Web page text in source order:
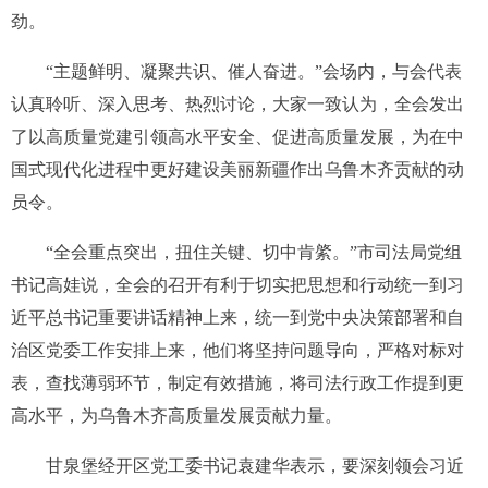
劲。
“主题鲜明、凝聚共识、催人奋进。”会场内，与会代表
认真聆听、深入思考、热烈讨论，大家一致认为，全会发出
了以高质量党建引领高水平安全、促进高质量发展，为在中
国式现代化进程中更好建设美丽新疆作出乌鲁木齐贡献的动
员令。
“全会重点突出，扭住关键、切中肯綮。”市司法局党组
书记高娃说，全会的召开有利于切实把思想和行动统一到习
近平总书记重要讲话精神上来，统一到党中央决策部署和自
治区党委工作安排上来，他们将坚持问题导向，严格对标对
表，查找薄弱环节，制定有效措施，将司法行政工作提到更
高水平，为乌鲁木齐高质量发展贡献力量。
甘泉堡经开区党工委书记袁建华表示，要深刻领会习近